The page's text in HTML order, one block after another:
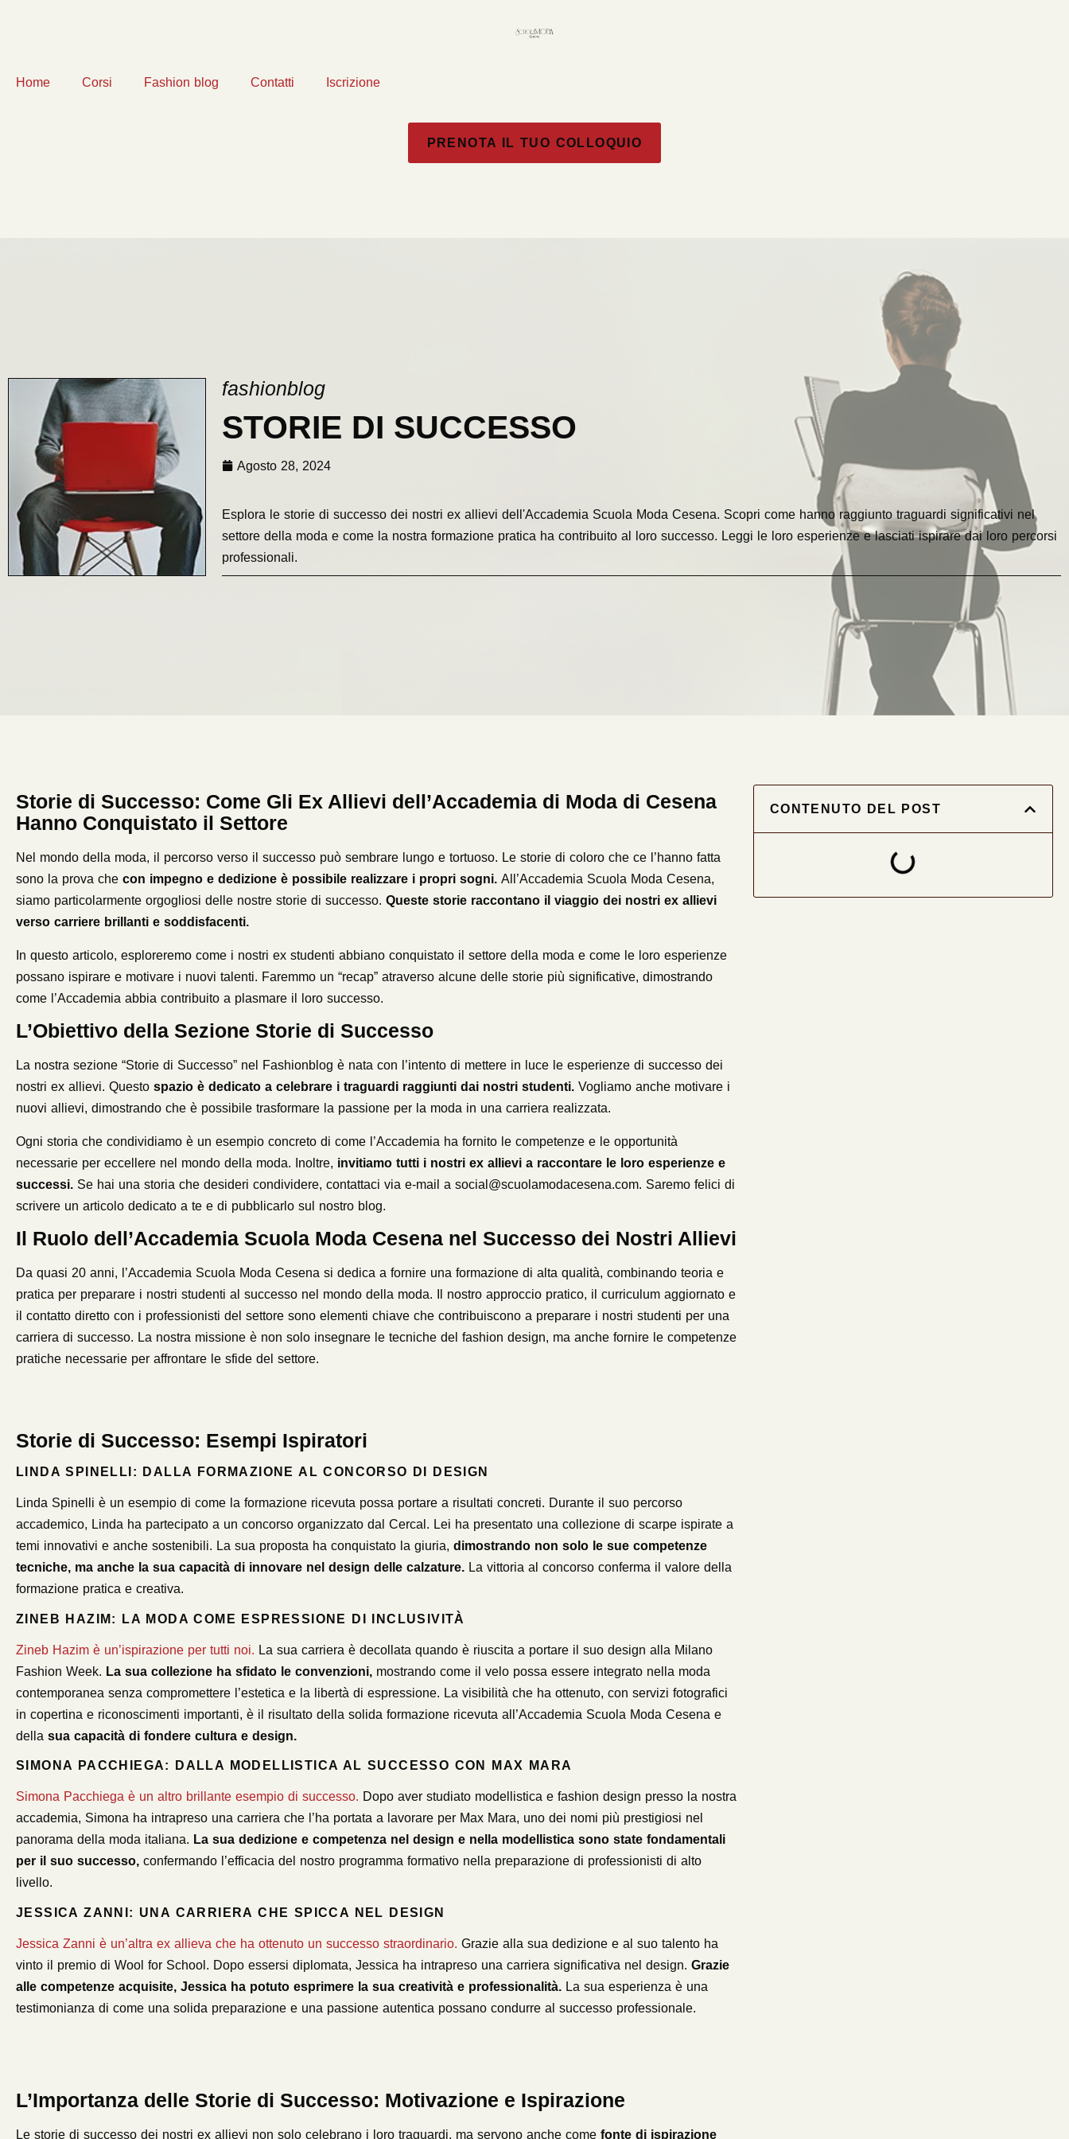
Home Corsi Fashion blog Contatti Iscrizione
PRENOTA IL TUO COLLOQUIO
fashionblog
STORIE DI SUCCESSO
Agosto 28, 2024
Esplora le storie di successo dei nostri ex allievi dell'Accademia Scuola Moda Cesena. Scopri come hanno raggiunto traguardi significativi nel
settore della moda e come la nostra formazione pratica ha contribuito al loro successo. Leggi le loro esperienze e lasciati ispirare dai loro percorsi
professionali.
Storie di Successo: Come Gli Ex Allievi dell’Accademia di Moda di Cesena
Hanno Conquistato il Settore
Nel mondo della moda, il percorso verso il successo può sembrare lungo e tortuoso. Le storie di coloro che ce l’hanno fatta
sono la prova che con impegno e dedizione è possibile realizzare i propri sogni. All’Accademia Scuola Moda Cesena,
siamo particolarmente orgogliosi delle nostre storie di successo. Queste storie raccontano il viaggio dei nostri ex allievi
verso carriere brillanti e soddisfacenti.
In questo articolo, esploreremo come i nostri ex studenti abbiano conquistato il settore della moda e come le loro esperienze
possano ispirare e motivare i nuovi talenti. Faremmo un “recap” atraverso alcune delle storie più significative, dimostrando
come l’Accademia abbia contribuito a plasmare il loro successo.
L’Obiettivo della Sezione Storie di Successo
La nostra sezione “Storie di Successo” nel Fashionblog è nata con l’intento di mettere in luce le esperienze di successo dei
nostri ex allievi. Questo spazio è dedicato a celebrare i traguardi raggiunti dai nostri studenti. Vogliamo anche motivare i
nuovi allievi, dimostrando che è possibile trasformare la passione per la moda in una carriera realizzata.
Ogni storia che condividiamo è un esempio concreto di come l’Accademia ha fornito le competenze e le opportunità
necessarie per eccellere nel mondo della moda. Inoltre, invitiamo tutti i nostri ex allievi a raccontare le loro esperienze e
successi. Se hai una storia che desideri condividere, contattaci via e-mail a social@scuolamodacesena.com. Saremo felici di
scrivere un articolo dedicato a te e di pubblicarlo sul nostro blog.
Il Ruolo dell’Accademia Scuola Moda Cesena nel Successo dei Nostri Allievi
Da quasi 20 anni, l’Accademia Scuola Moda Cesena si dedica a fornire una formazione di alta qualità, combinando teoria e
pratica per preparare i nostri studenti al successo nel mondo della moda. Il nostro approccio pratico, il curriculum aggiornato e
il contatto diretto con i professionisti del settore sono elementi chiave che contribuiscono a preparare i nostri studenti per una
carriera di successo. La nostra missione è non solo insegnare le tecniche del fashion design, ma anche fornire le competenze
pratiche necessarie per affrontare le sfide del settore.
Storie di Successo: Esempi Ispiratori
LINDA SPINELLI: DALLA FORMAZIONE AL CONCORSO DI DESIGN
Linda Spinelli è un esempio di come la formazione ricevuta possa portare a risultati concreti. Durante il suo percorso
accademico, Linda ha partecipato a un concorso organizzato dal Cercal. Lei ha presentato una collezione di scarpe ispirate a
temi innovativi e anche sostenibili. La sua proposta ha conquistato la giuria, dimostrando non solo le sue competenze
tecniche, ma anche la sua capacità di innovare nel design delle calzature. La vittoria al concorso conferma il valore della
formazione pratica e creativa.
ZINEB HAZIM: LA MODA COME ESPRESSIONE DI INCLUSIVITÀ
Zineb Hazim è un’ispirazione per tutti noi. La sua carriera è decollata quando è riuscita a portare il suo design alla Milano
Fashion Week. La sua collezione ha sfidato le convenzioni, mostrando come il velo possa essere integrato nella moda
contemporanea senza compromettere l’estetica e la libertà di espressione. La visibilità che ha ottenuto, con servizi fotografici
in copertina e riconoscimenti importanti, è il risultato della solida formazione ricevuta all’Accademia Scuola Moda Cesena e
della sua capacità di fondere cultura e design.
SIMONA PACCHIEGA: DALLA MODELLISTICA AL SUCCESSO CON MAX MARA
Simona Pacchiega è un altro brillante esempio di successo. Dopo aver studiato modellistica e fashion design presso la nostra
accademia, Simona ha intrapreso una carriera che l’ha portata a lavorare per Max Mara, uno dei nomi più prestigiosi nel
panorama della moda italiana. La sua dedizione e competenza nel design e nella modellistica sono state fondamentali
per il suo successo, confermando l’efficacia del nostro programma formativo nella preparazione di professionisti di alto
livello.
JESSICA ZANNI: UNA CARRIERA CHE SPICCA NEL DESIGN
Jessica Zanni è un’altra ex allieva che ha ottenuto un successo straordinario. Grazie alla sua dedizione e al suo talento ha
vinto il premio di Wool for School. Dopo essersi diplomata, Jessica ha intrapreso una carriera significativa nel design. Grazie
alle competenze acquisite, Jessica ha potuto esprimere la sua creatività e professionalità. La sua esperienza è una
testimonianza di come una solida preparazione e una passione autentica possano condurre al successo professionale.
L’Importanza delle Storie di Successo: Motivazione e Ispirazione
Le storie di successo dei nostri ex allievi non solo celebrano i loro traguardi, ma servono anche come fonte di ispirazione
CONTENUTO DEL POST